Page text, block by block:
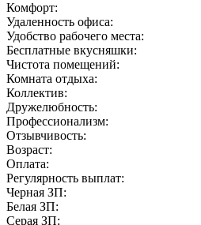
Комфорт:
Удаленность офиса:
Удобство рабочего места:
Бесплатные вкусняшки:
Чистота помещений:
Комната отдыха:
Коллектив:
Дружелюбность:
Профессионализм:
Отзывчивость:
Возраст:
Оплата:
Регулярность выплат:
Черная ЗП:
Белая ЗП:
Серая ЗП: